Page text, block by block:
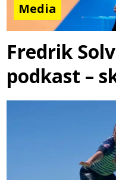
Media
Fredrik
podkast –